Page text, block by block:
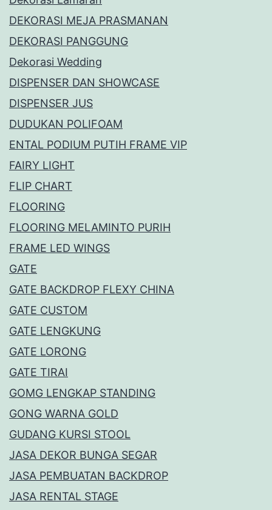
DEKORASI MEJA PRASMANAN
DEKORASI PANGGUNG
Dekorasi Wedding
DISPENSER DAN SHOWCASE
DISPENSER JUS
DUDUKAN POLIFOAM
ENTAL PODIUM PUTIH FRAME VIP
FAIRY LIGHT
FLIP CHART
FLOORING
FLOORING MELAMINTO PURIH
FRAME LED WINGS
GATE
GATE BACKDROP FLEXY CHINA
GATE CUSTOM
GATE LENGKUNG
GATE LORONG
GATE TIRAI
GOMG LENGKAP STANDING
GONG WARNA GOLD
GUDANG KURSI STOOL
JASA DEKOR BUNGA SEGAR
JASA PEMBUATAN BACKDROP
JASA RENTAL STAGE